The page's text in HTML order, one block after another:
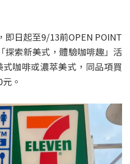
即日起至9/13前OPEN POINT
探索新美式，體驗咖啡趣」活
式咖啡或濃萃美式，同品項買
。